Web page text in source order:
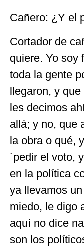
Cañero: ¿Y el
Cortador de
quiere. Yo soy
toda la gente
llegaron, y
les decimos
allá; y no, que
la obra o qué,
´pedir el voto,
en la política
ya llevamos
miedo, le digo
aquí no dice
son los